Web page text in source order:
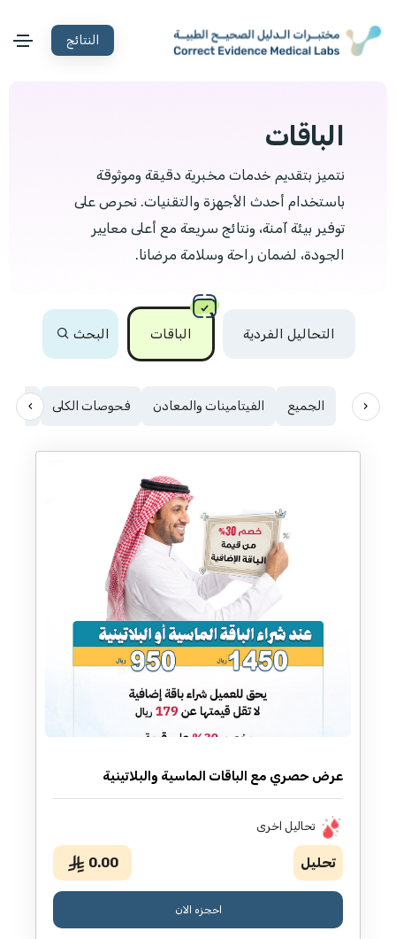
النتائج
الباقات
نتميز بتقديم خدمات مخبرية دقيقة وموثوقة
باستخدام أحدث الأجهزة والتقنيات. نحرص على
توفير بيئة آمنة، ونتائج سريعة مع أعلى معايير
الجودة، لضمان راحة وسلامة مرضانا.
التحاليل الفردية الباقات البحث
› ‹ الجميع الفيتامينات والمعادن فحوصات الكلى
عرض حصري مع الباقات الماسية والبلاتينية
تحاليل اخرى
تحليل 0.00
احجزه الان